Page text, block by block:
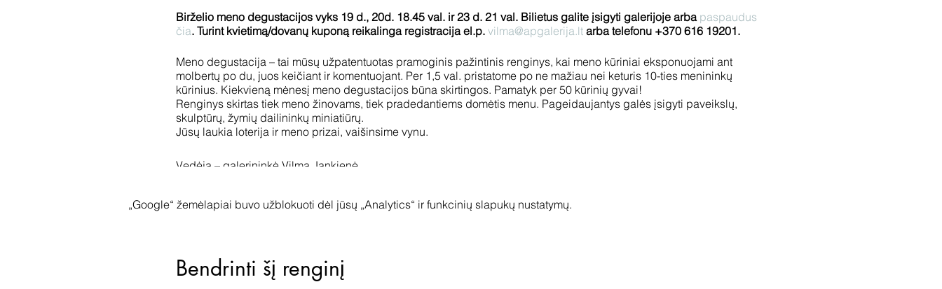
Birželio meno degustacijos vyks 19 d., 20d. 18.45 val. ir 23 d. 21 val. Bilietus galite įsigyti galerijoje arbapaspaudus
čia. Turint kvietimą/dovanų kuponą reikalinga registracija el.p. vilma@apgalerija.ltarba telefonu +370 616 19201.
Meno degustacija – tai mūsų užpatentuotas pramoginis pažintinis renginys, kai meno kūriniai eksponuojami ant
molbertų po du, juos keičiant ir komentuojant. Per 1,5 val. pristatome po ne mažiau nei keturis 10-ties menininkų
kūrinius. Kiekvieną mėnesį meno degustacijos būna skirtingos. Pamatyk per 50 kūrinių gyvai!
Renginys skirtas tiek meno žinovams, tiek pradedantiems domėtis menu. Pageidaujantys galės įsigyti paveikslų,
skulptūrų, žymių dailininkų miniatiūrų.
Jūsų laukia loterija ir meno prizai, vaišinsime vynu.
Vedėja – galerininkė Vilma Jankienė.
BIRŽELIO MĖN. PRISTATOMI MENININKAI:
Arūnas Kulikauskas, fotografija, Samantonys
Aistis Mickevičius, fotografija, Vilnius
„Google“ žemėlapiai buvo užblokuoti dėl jūsų „Analytics“ ir funkcinių slapukų nustatymų.
Bendrinti šį renginį